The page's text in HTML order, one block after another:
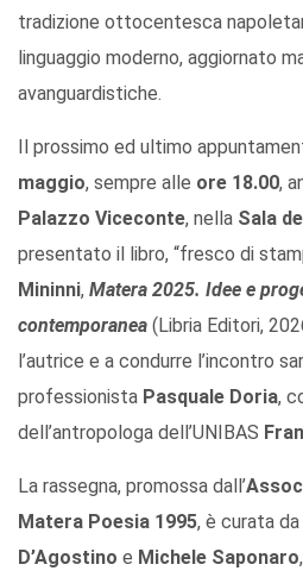
tradizione ottocentesca
linguaggio moderno, aggiornato
avanguardistiche.
Il prossimo ed ultimo
maggio, sempre alle ore 18.00,
Palazzo Viceconte, nella Sala
presentato il libro, “fresco di
Mininni, Matera 2025. Idee e
contemporanea (Libria Editori,
l’autrice e a condurre l’incontro
professionista Pasquale Doria,
dell’antropologa dell’UNIBAS
La rassegna, promossa dall’
Matera Poesia 1995, è curata da
D’Agostino e Michele Saponaro